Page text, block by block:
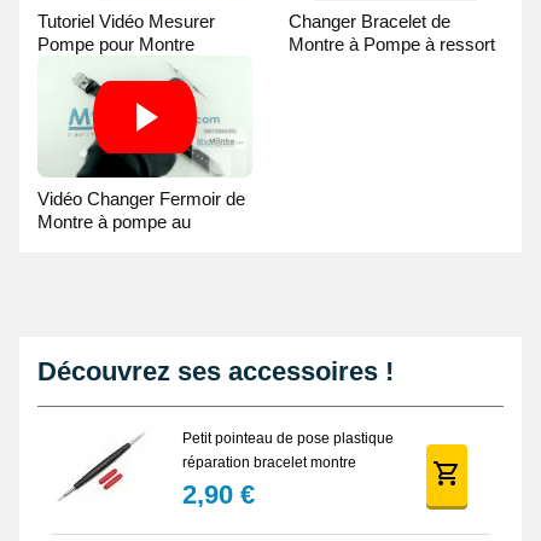
Tutoriel Vidéo Mesurer
Pompe pour Montre
Changer Bracelet de
Montre à Pompe à ressort
Vidéo Changer Fermoir de
Montre à pompe au
Découvrez ses accessoires !
Petit pointeau de pose plastique
réparation bracelet montre
2,90 €